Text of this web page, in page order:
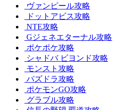
ヴァンピール攻略
ドットアビス攻略
NTE攻略
Gジェネエターナル攻略
ポケポケ攻略
シャドバ ビヨンド攻略
モンスト攻略
パズドラ攻略
ポケモンGO攻略
グラブル攻略